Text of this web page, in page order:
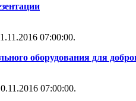
07:00:00.
оборудования для
07:00:00.